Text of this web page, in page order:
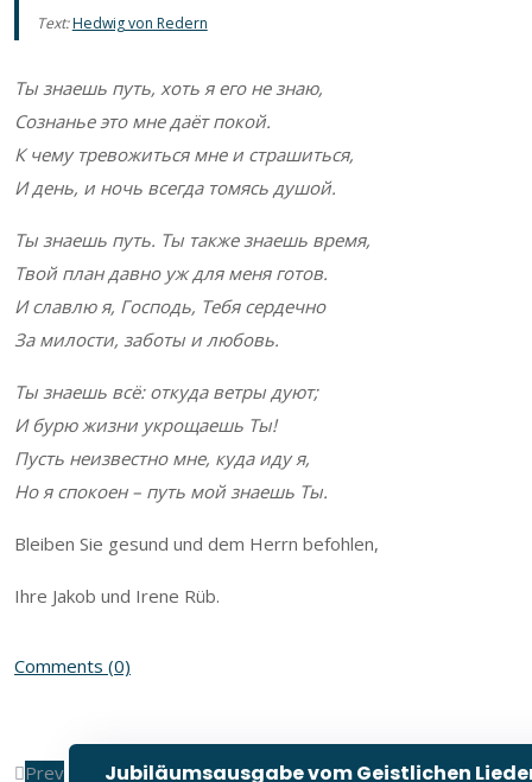
Text:Hedwig von Redern
Ты знаешь путь, хоть я его не знаю,
Сознанье это мне даёт покой.
К чему тревожиться мне и страшиться,
И день, и ночь всегда томясь душой.
Ты знаешь путь. Ты также знаешь время,
Твой план давно уж для меня готов.
И славлю я, Господь, Тебя сердечно
За милости, заботы и любовь.
Ты знаешь всё: откуда ветры дуют;
И бурю жизни укрощаешь Ты!
Пусть неизвестно мне, куда иду я,
Но я спокоен – путь мой знаешь Ты.
Bleiben Sie gesund und dem Herrn befohlen,
Ihre Jakob und Irene Rüb.
Comments (0)
Prev Jubiläumsausgabe vom Geistlichen